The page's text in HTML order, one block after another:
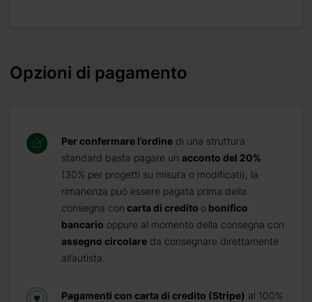
Opzioni di pagamento
Per confermare l’ordine di una struttura
standard basta pagare un acconto del 20%
(30% per progetti su misura o modificati), la
rimanenza può essere pagata prima della
consegna con carta di credito o bonifico
bancario oppure al momento della consegna con
assegno circolare da consegnare direttamente
all’autista.
Pagamenti con carta di credito (Stripe) al 100%